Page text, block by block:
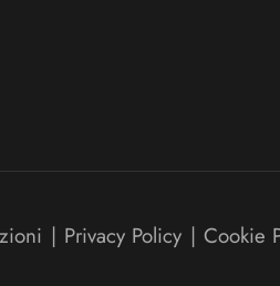
| Privacy Policy | Cookie